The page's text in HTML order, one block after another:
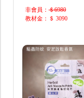
非會員：＄6980
教材金：＄ 3090